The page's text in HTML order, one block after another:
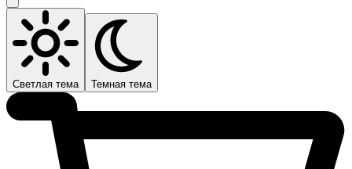
Светлая тема Темная тема